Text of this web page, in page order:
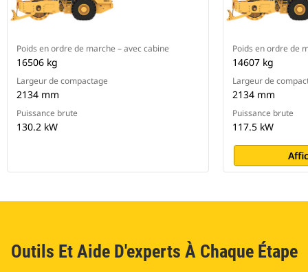
Poids en ordre de marche – avec cabine
16506 kg
Largeur de compactage
2134 mm
Puissance brute
130.2 kW
Poids en ordre de
14607 kg
Largeur de
2134 mm
Puissance brute
117.5 kW
Outils Et Aide D'experts À Chaque Étape